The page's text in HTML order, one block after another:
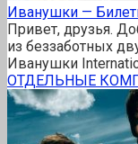
Иванушки —
Привет, друзья.
из беззаботных
Иванушки
ОТДЕЛЬНЫЕ